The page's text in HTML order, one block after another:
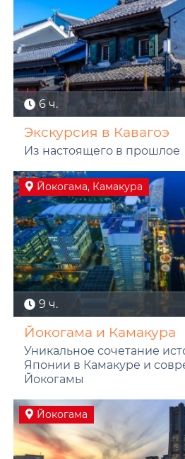
6 ч.
Экскурсия в Кавагоэ
Из настоящего в прошлое
9 ч.
Йокогама, Камакура
Йокогама и Камакура
Уникальное сочетание
Японии в Камакуре и
Йокогамы
Йокогама